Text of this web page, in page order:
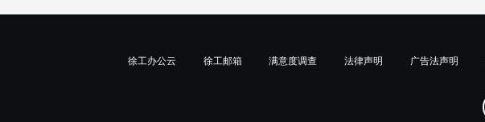
徐工办公云 徐工邮箱 满意度调查 法律声明 广告法声明